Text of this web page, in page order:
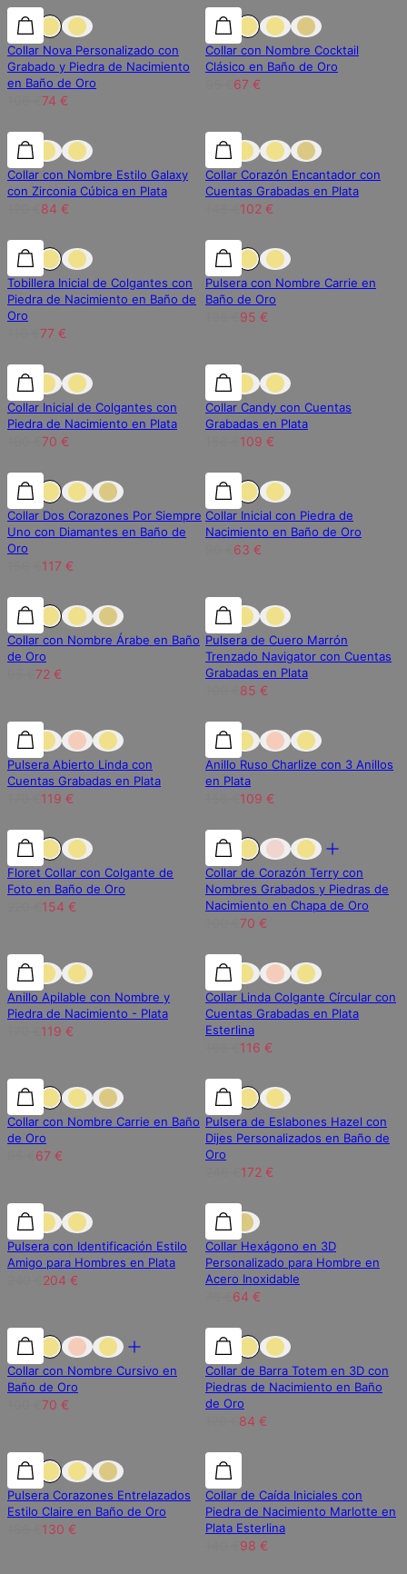
30% de descuento 30% de descuento
Collar Nova Personalizado con
Grabado y Piedra de Nacimiento
en Baño de Oro
74 €
30% de descuento
Collar con Nombre Cocktail
Clásico en Baño de Oro
67 €
30% de descuento 30% de descuento
Collar con Nombre Estilo Galaxy
con Zirconia Cúbica en Plata
84 €
30% de descuento
Collar Corazón Encantador con
Cuentas Grabadas en Plata
102 €
30% de descuento 30% de descuento
Tobillera Inicial de Colgantes con
Piedra de Nacimiento en Baño de
Oro
77 €
30% de descuento
Pulsera con Nombre Carrie en
Baño de Oro
95 €
30% de descuento 30% de descuento
Collar Inicial de Colgantes con
Piedra de Nacimiento en Plata
70 €
30% de descuento
Collar Candy con Cuentas
Grabadas en Plata
109 €
25% de descuento 25% de descuento
Collar Dos Corazones Por Siempre
Uno con Diamantes en Baño de
Oro
117 €
30% de descuento
Collar Inicial con Piedra de
Nacimiento en Baño de Oro
63 €
25% de descuento 25% de descuento
Collar con Nombre Árabe en Baño
de Oro
72 €
15% de descuento
Pulsera de Cuero Marrón
Trenzado Navigator con Cuentas
Grabadas en Plata
85 €
30% de descuento 30% de descuento
Pulsera Abierto Linda con
Cuentas Grabadas en Plata
119 €
30% de descuento
Anillo Ruso Charlize con 3 Anillos
en Plata
109 €
30% de descuento 30% de descuento
Floret Collar con Colgante de
Foto en Baño de Oro
154 €
30% de descuento
Collar de Corazón Terry con
Nombres Grabados y Piedras de
Nacimiento en Chapa de Oro
70 €
30% de descuento 30% de descuento
Anillo Apilable con Nombre y
Piedra de Nacimiento - Plata
119 €
30% de descuento
Collar Linda Colgante Círcular con
Cuentas Grabadas en Plata
Esterlina
116 €
30% de descuento 30% de descuento
Collar con Nombre Carrie en Baño
de Oro
67 €
30% de descuento
Pulsera de Eslabones Hazel con
Dijes Personalizados en Baño de
Oro
172 €
15% de descuento 15% de descuento
Pulsera con Identificación Estilo
Amigo para Hombres en Plata
204 €
15% de descuento
Collar Hexágono en 3D
Personalizado para Hombre en
Acero Inoxidable
64 €
30% de descuento 30% de descuento
Collar con Nombre Cursivo en
Baño de Oro
70 €
30% de descuento
Collar de Barra Totem en 3D con
Piedras de Nacimiento en Baño
de Oro
84 €
30% de descuento 30% de descuento
Pulsera Corazones Entrelazados
Estilo Claire en Baño de Oro
130 €
30% de descuento
Collar de Caída Iniciales con
Piedra de Nacimiento Marlotte en
Plata Esterlina
98 €